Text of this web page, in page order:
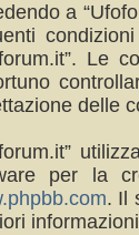
a
Le
delle
per la
. Il